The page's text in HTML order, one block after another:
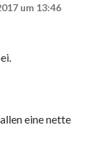
um 13:46
eine nette